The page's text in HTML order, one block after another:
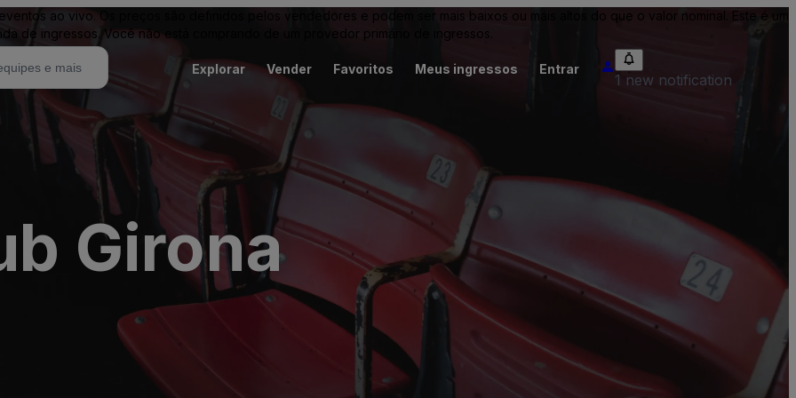
ao vivo. Os preços são definidos pelos vendedores e podem ser mais baixos ou mais altos do que o valor nominal. Este é um
de ingressos. Você não está comprando de um provedor primário de ingressos.
Explorar Vender Favoritos Meus ingressos Entrar
1 new notification
Girona